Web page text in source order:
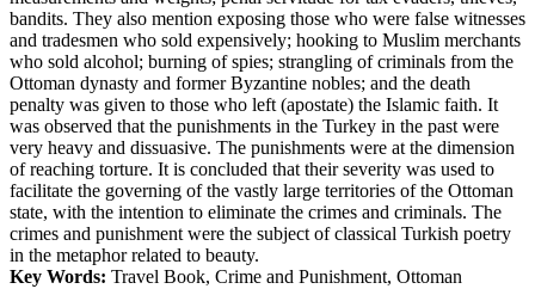
bandits. They also mention exposing those who were false witnesses
and tradesmen who sold expensively; hooking to Muslim merchants
who sold alcohol; burning of spies; strangling of criminals from the
Ottoman dynasty and former Byzantine nobles; and the death
penalty was given to those who left (apostate) the Islamic faith. It
was observed that the punishments in the Turkey in the past were
very heavy and dissuasive. The punishments were at the dimension
of reaching torture. It is concluded that their severity was used to
facilitate the governing of the vastly large territories of the Ottoman
state, with the intention to eliminate the crimes and criminals. The
crimes and punishment were the subject of classical Turkish poetry
in the metaphor related to beauty.
Key Words: Travel Book, Crime and Punishment, Ottoman